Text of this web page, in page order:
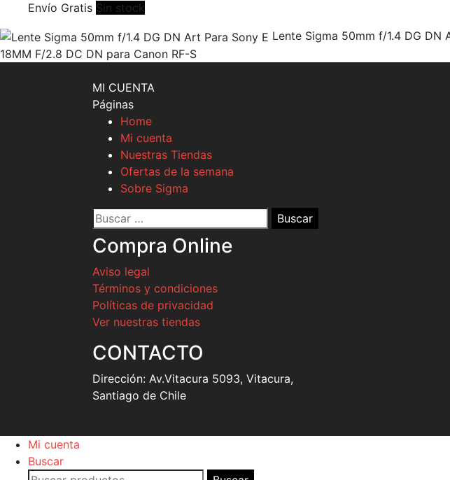
Envío Gratis Sin stock
Lente Sigma 50mm f/1.4 DG DN
18MM F/2.8 DC DN para Canon RF-S
MI CUENTA
Páginas
Home
Mi cuenta
Nuestras Tiendas
Ofertas de la semana
Sobre Sigma
Buscar
por:
Compra Online
Aviso legal
Términos y condiciones
Políticas de privacidad
Ver nuestras tiendas
CONTACTO
Dirección: Av.Vitacura 5093, Vitacura,
Santiago de Chile
Mi cuenta
Buscar